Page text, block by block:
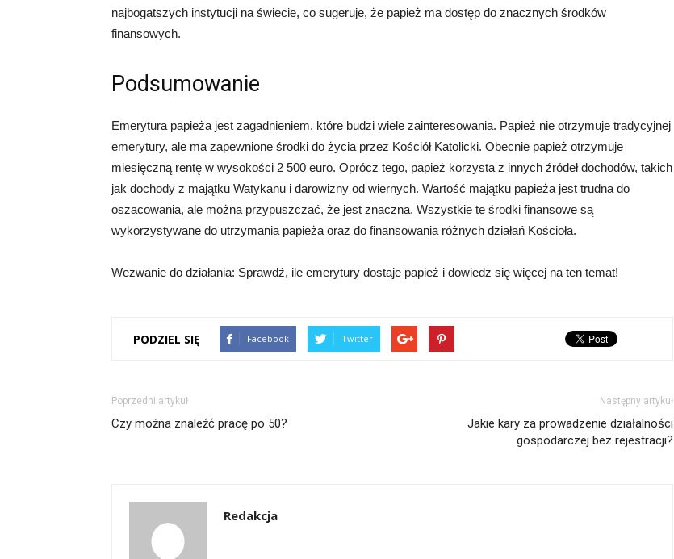
najbogatszych instytucji na świecie, co sugeruje, że papież ma dostęp do znacznych środków
finansowych.
Podsumowanie
Emerytura papieża jest zagadnieniem, które budzi wiele zainteresowania. Papież nie otrzymuje tradycyjnej
emerytury, ale ma zapewnione środki do życia przez Kościół Katolicki. Obecnie papież otrzymuje
miesięczną rentę w wysokości 2 500 euro. Oprócz tego, papież korzysta z innych źródeł dochodów, takich
jak dochody z majątku Watykanu i darowizny od wiernych. Wartość majątku papieża jest trudna do
oszacowania, ale można przypuszczać, że jest znaczna. Wszystkie te środki finansowe są
wykorzystywane do utrzymania papieża oraz do finansowania różnych działań Kościoła.
Wezwanie do działania: Sprawdź, ile emerytury dostaje papież i dowiedz się więcej na ten temat!
PODZIEL SIĘ Facebook Twitter
Poprzedni artykuł
Czy można znaleźć pracę po 50?
Następny artykuł
Jakie kary za prowadzenie działalności
gospodarczej bez rejestracji?
Redakcja